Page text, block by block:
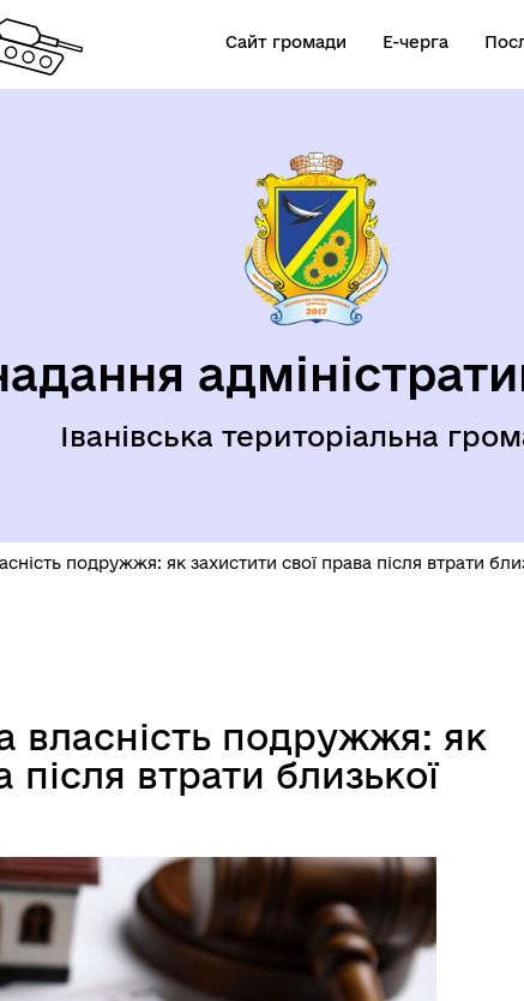
Сайт громади Е-черга
Іванівська територіальна
подружжя: як захистити свої права після втрати
власність подружжя: як
після втрати близької